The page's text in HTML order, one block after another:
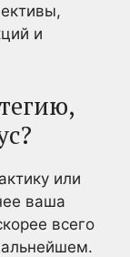
и
или
ваша
всего